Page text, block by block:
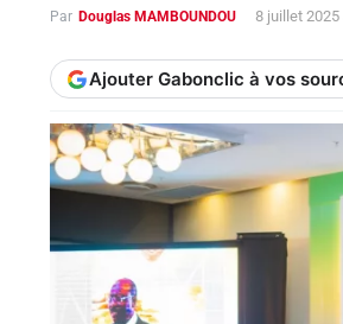
Par Douglas MAMBOUNDOU 8 juillet
Ajouter Gabonclic à vos